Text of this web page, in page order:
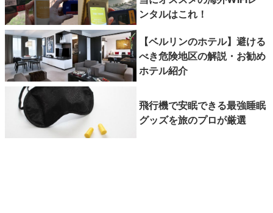
ンタルはこれ！
【ベルリンのホテル】避ける
べき危険地区の解説・お勧め
ホテル紹介
飛行機で安眠できる最強睡眠
グッズを旅のプロが厳選